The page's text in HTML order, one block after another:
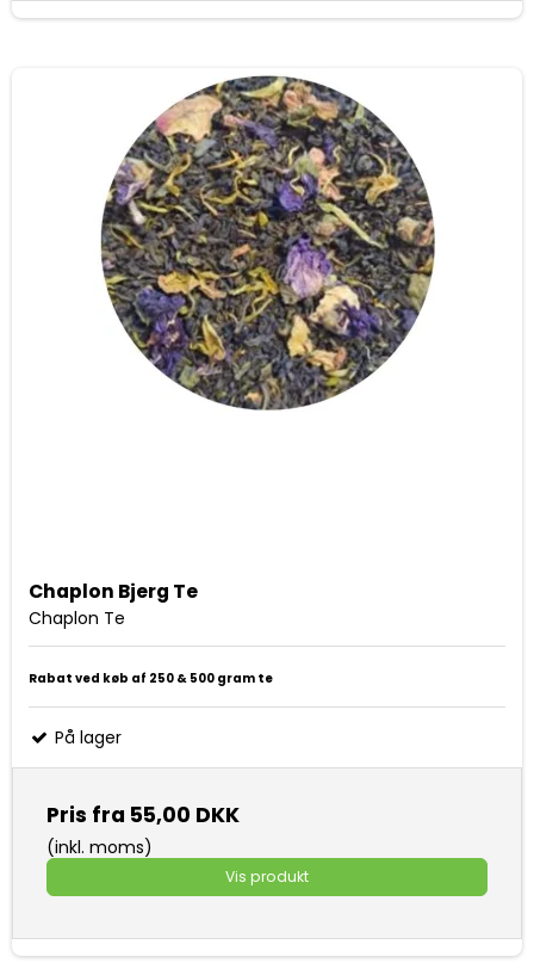
Chaplon Bjerg Te
Chaplon Te
Rabat ved køb af 250 & 500 gram te
På lager
Pris fra 55,00 DKK
(inkl. moms)
Vis produkt